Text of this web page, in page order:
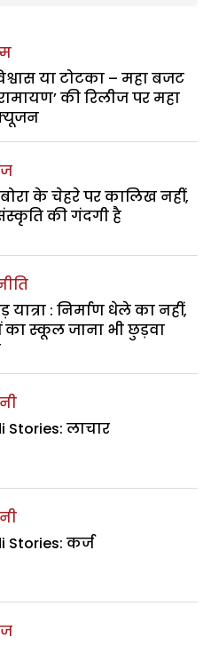
या टोटका – महा बजट
की रिलीज पर महा
के चेहरे पर कालिख नहीं,
की गंदगी है
यात्रा : निर्माण धेले का नहीं,
का स्कूल जाना भी छुड़वा
Stories: लाचार
Stories: कर्ज